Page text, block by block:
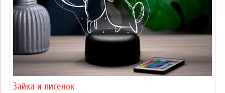
Зайка и лисенок